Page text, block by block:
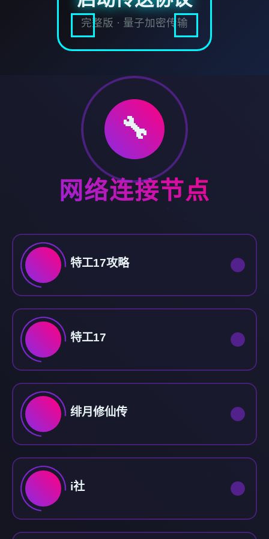
完整版 · 量子加密传输
🔧
网络连接节点
特工17攻略
特工17
绯月修仙传
i社